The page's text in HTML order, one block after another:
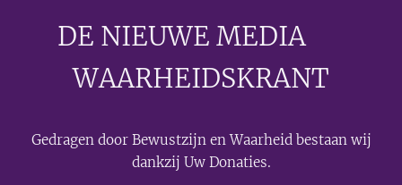
DE NIEUWE MEDIA🟣
WAARHEIDSKRANT
Gedragen door Bewustzijn en Waarheid bestaan wij
dankzij Uw Donaties.